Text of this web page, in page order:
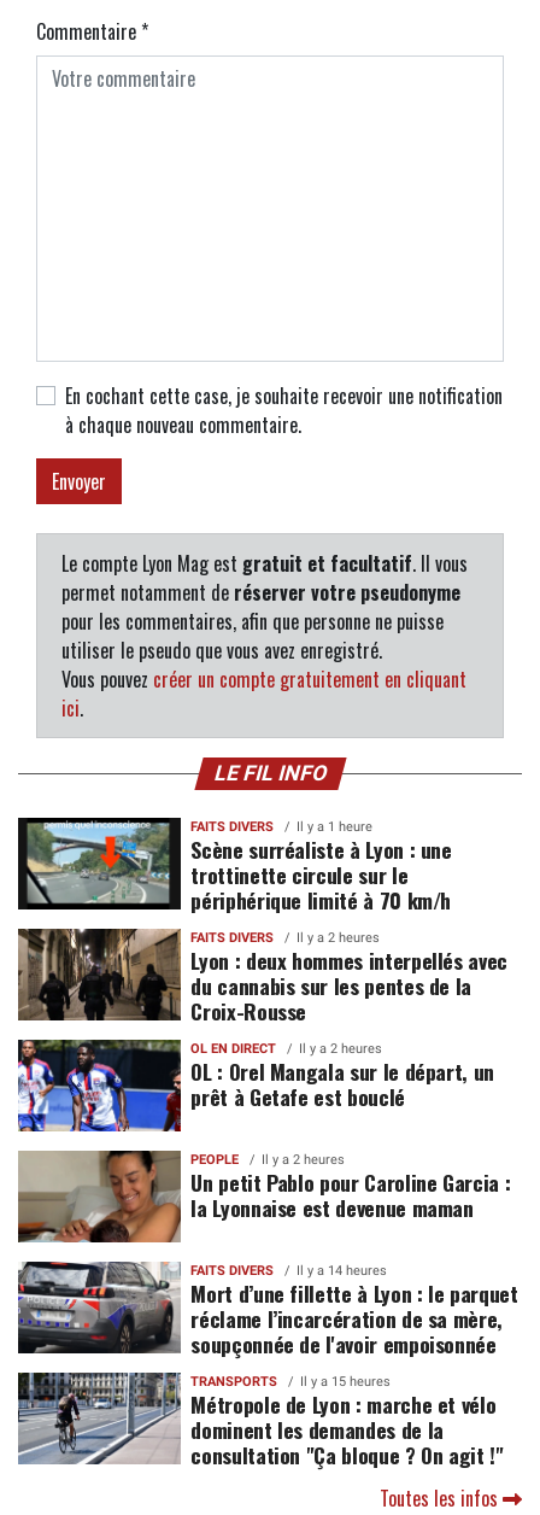
Commentaire*
En cochant cette case, je souhaite recevoir une notification
à chaque nouveau commentaire.
Le compte Lyon Mag est gratuit et facultatif. Il vous
permet notamment de réserver votre pseudonyme
pour les commentaires, afin que personne ne puisse
utiliser le pseudo que vous avez enregistré.
Vous pouvez créer un compte gratuitement en cliquant
ici.
LE FIL INFO
FAITS DIVERS Il y a 1 heure
Scène surréaliste à Lyon : une
trottinette circule sur le
périphérique limité à 70 km/h
FAITS DIVERS Il y a 2 heures
Lyon : deux hommes interpellés avec
du cannabis sur les pentes de la
Croix-Rousse
OL EN DIRECT Il y a 2 heures
OL : Orel Mangala sur le départ, un
prêt à Getafe est bouclé
PEOPLE Il y a 2 heures
Un petit Pablo pour Caroline Garcia :
la Lyonnaise est devenue maman
FAITS DIVERS Il y a 14 heures
Mort d’une fillette à Lyon : le parquet
réclame l’incarcération de sa mère,
soupçonnée de l'avoir empoisonnée
TRANSPORTS Il y a 15 heures
Métropole de Lyon : marche et vélo
dominent les demandes de la
consultation "Ça bloque ? On agit !"
Toutes les infos